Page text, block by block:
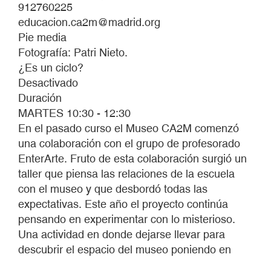
912760225
educacion.ca2m@madrid.org
Pie media
Fotografía: Patri Nieto.
¿Es un ciclo?
Desactivado
Duración
MARTES 10:30 - 12:30
En el pasado curso el Museo CA2M comenzó
una colaboración con el grupo de profesorado
EnterArte. Fruto de esta colaboración surgió un
taller que piensa las relaciones de la escuela
con el museo y que desbordó todas las
expectativas. Este año el proyecto continúa
pensando en experimentar con lo misterioso.
Una actividad en donde dejarse llevar para
descubrir el espacio del museo poniendo en